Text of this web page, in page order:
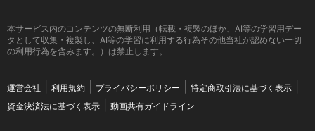
本サービス内のコンテンツの無断利用（転載・複製のほか、AI等の学習用デー
タとして収集・複製し、AI等の学習に利用する行為その他当社が認めない一切
の利用行為を含みます。）は禁止します。
運営会社 利用規約 プライバシーポリシー
特定商取引法に基づく表示
資金決済法に基づく表示
動画共有ガイドライン